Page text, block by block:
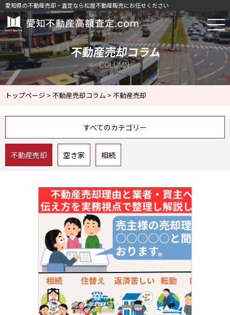
愛知県の不動産売却・査定なら松屋不動産販売にお任せください
｜東三河・西三河・名古屋市の不動産
不動産売却コラム
COLUMN
トップページ > 不動産売却コラム > 不動産売却
すべてのカテゴリー
不動産売却 空き家 相続